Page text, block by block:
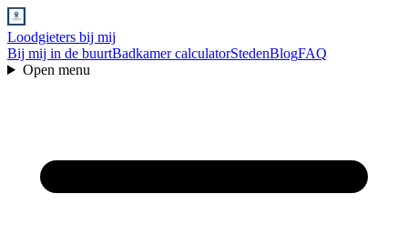
Loodgieters bij mij
Bij mij in de buurtBadkamer calculatorStedenBlogFAQ
Open menu